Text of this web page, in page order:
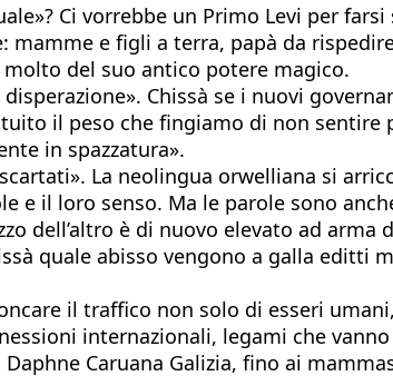
Ci vorrebbe un Primo Levi per farsi
e figli a terra, papà da
del suo antico potere magico.
Chissà se i nuovi
il peso che fingiamo di non
in spazzatura».
La neolingua orwelliana si
il loro senso. Ma le parole sono
dell’altro è di nuovo elevato ad
quale abisso vengono a galla editti
il traffico non solo di esseri
internazionali, legami che
Caruana Galizia, fino ai